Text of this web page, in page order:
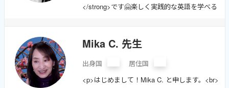
</strong>です🤗楽しく実践的な英語を学べる
し、これまでに9600以上のオンラインレッス
り、最近ではYoutubeチャンネル「合格
memo」にて二次試験のシミュレーション動画
Mika C. 先生
出身国
居住国
<p>はじめまして！Mika C. と申します。<br>